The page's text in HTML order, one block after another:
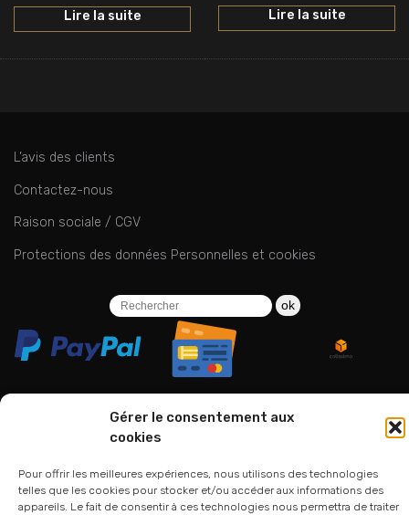
Gérer le consentement aux
cookies
Pour offrir les meilleures expériences, nous utilisons des technologies
telles que les cookies pour stocker et/ou accéder aux informations des
appareils. Le fait de consentir à ces technologies nous permettra de traiter
Lire la suite Lire la suite
L’avis des clients
Contactez-nous
Raison sociale / CGV
Protections des données Personnelles et cookies
ok
01 75 33 00 85